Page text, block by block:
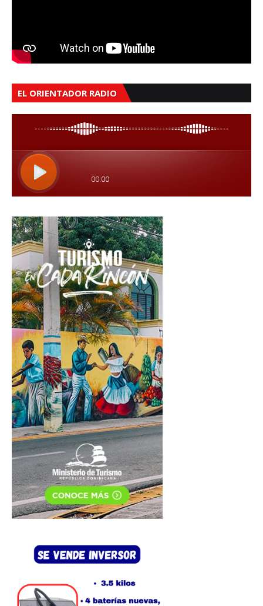
EL ORIENTADOR RADIO